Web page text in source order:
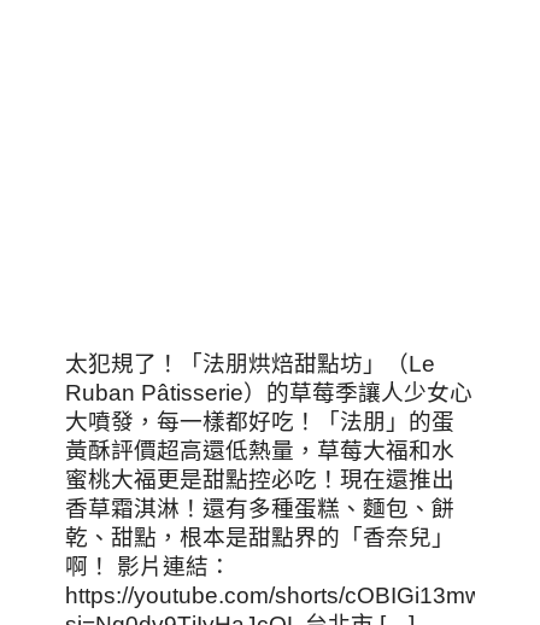
太犯規了！「法朋烘焙甜點坊」（Le
Ruban Pâtisserie）的草莓季讓人少女心
大噴發，每一樣都好吃！「法朋」的蛋
黃酥評價超高還低熱量，草莓大福和水
蜜桃大福更是甜點控必吃！現在還推出
香草霜淇淋！還有多種蛋糕、麵包、餅
乾、甜點，根本是甜點界的「香奈兒」
啊！ 影片連結：
https://youtube.com/shorts/cOBIGi13mw8?